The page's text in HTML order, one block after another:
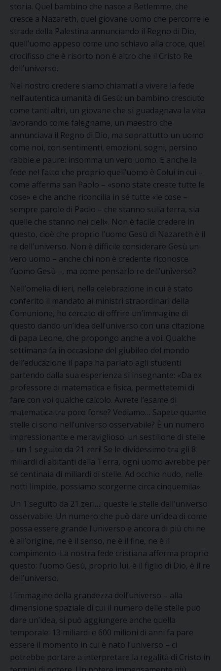
storia. Quel bambino che nasce a Betlemme, che
cresce a Nazareth, quel giovane uomo che percorre le
strade della Palestina annunciando il Regno di Dio,
quell’uomo appeso come uno schiavo alla croce, quel
crocifisso che è risorto non è altro che il Cristo Re
dell’universo.
Nel nostro credere siamo chiamati a vivere la fede
nell’autentica umanità di Gesù: un bambino cresciuto
come tanti altri, un giovane che si guadagnava la vita
lavorando come falegname, un maestro che
annunciava il Regno di Dio, ma soprattutto un uomo
come noi, con sentimenti, emozioni, sogni, persino
rabbie e paure: insomma un vero uomo. E anche la
fede nel fatto che proprio quell’uomo è Colui in cui –
come afferma san Paolo – «sono state create tutte le
cose» e che anche riconcilia in sé tutte «le cose –
sempre parole di Paolo – che stanno sulla terra, sia
quelle che stanno nei cieli». Non è facile credere in
questo, cioè che proprio l’uomo Gesù di Nazareth è il
re dell’universo. Non è difficile considerare Gesù un
vero uomo – anche chi non è credente riconosce
l’uomo Gesù –, ma come pensarlo re dell’universo?
Nell’omelia di ieri, nella celebrazione in cui è stato
conferito il mandato ai ministri straordinari della
Comunione, ho cercato di offrire un’immagine di
questo dando un’idea dell’universo con una citazione
di papa Leone, che propongo anche a voi. Qualche
settimana fa in occasione del giubileo del mondo
dell’educazione il papa ha parlato agli studenti
partendo dalla sua esperienza si insegnante: «Da ex
professore di matematica e fisica, permettetemi di
fare con voi qualche calcolo. Avrete l’esame di
matematica tra poco forse? Vediamo… Sapete quante
stelle ci sono nell’universo osservabile? È un numero
impressionante e meraviglioso: un sestilione di stelle
– un 1 seguito da 21 zeri! Se le dividessimo tra gli 8
miliardi di abitanti della Terra, ogni uomo avrebbe per
sé centinaia di miliardi di stelle. Ad occhio nudo, nelle
notti limpide, possiamo scorgerne circa cinquemila».
Un 1 seguito da 21 zeri…: queste le stelle dell’universo
osservabile. Un numero che può dare un’idea di come
possa essere grande l’universo e ancora di più chi ne
è all’origine, ne è il senso, ne è il fine, ne è il
compimento. La nostra fede cristiana afferma proprio
questo: l’uomo Gesù, proprio lui, è il figlio di Dio, è il re
dell’universo.
L’immagine della grandezza dell’universo – alla
dimensione spaziale di cui il numero delle stelle può
dare un’idea, si può aggiungere anche quella
temporale: 13 miliardi e 600 milioni di anni fa pare
essere il momento in cui è nato l’universo – ci
potrebbe portare a interpretare la regalità di Cristo in